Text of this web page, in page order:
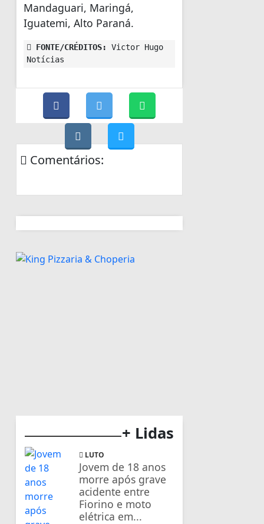
Mandaguari, Maringá,
Iguatemi, Alto Paraná.
FONTE/CRÉDITOS:
Victor Hugo
Notícias
Comentários:
+ Lidas
LUTO
Jovem de 18 anos
morre após grave
acidente entre
Fiorino e moto
elétrica em...